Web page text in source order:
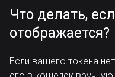
Что делать,
отображается?
Если вашего токена